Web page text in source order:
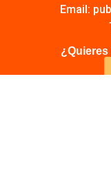
Email: